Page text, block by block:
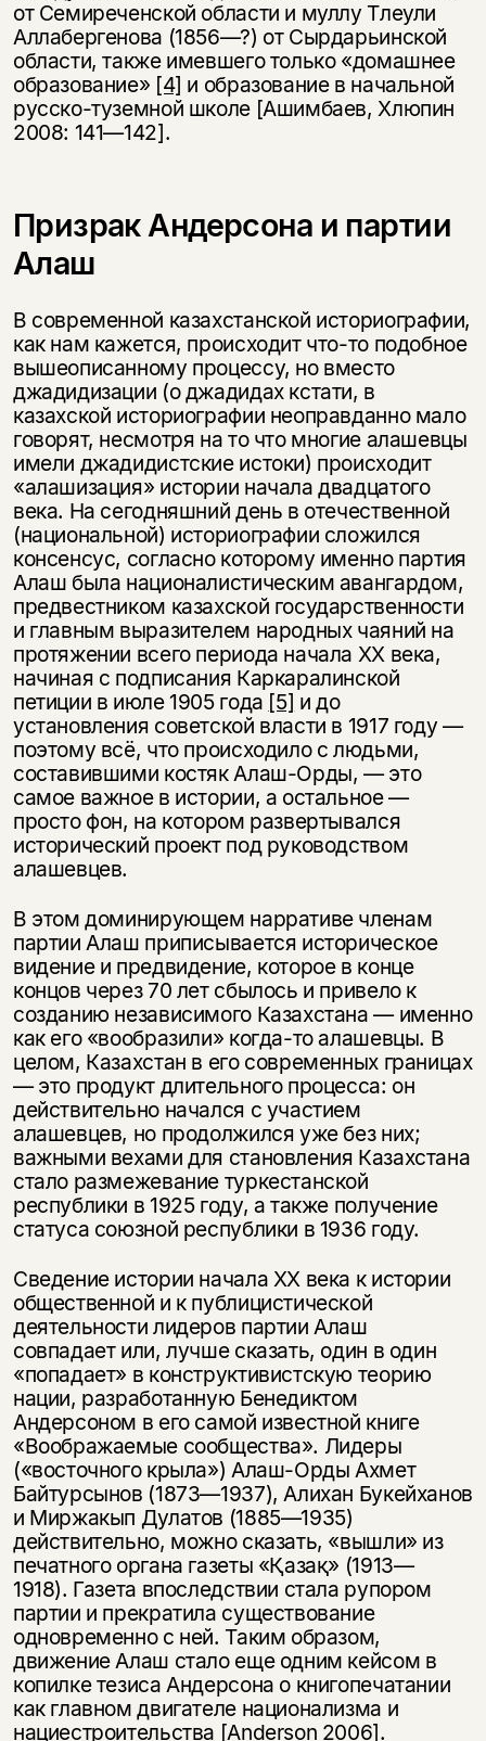
от Семиреченской области и муллу Тлеули
Аллабергенова (1856—?) от Сырдарьинской
области, также имевшего только «домашнее
образование» [4] и образование в начальной
русско-туземной школе [Ашимбаев, Хлюпин
2008: 141—142].
Призрак Андерсона и партии
Алаш
В современной казахстанской историографии,
как нам кажется, происходит что-то подобное
вышеописанному процессу, но вместо
джадидизации (о джадидах кстати, в
казахской историографии неоправданно мало
говорят, несмотря на то что многие алашевцы
имели джадидистские истоки) происходит
«алашизация» истории начала двадцатого
века. На сегодняшний день в отечественной
(национальной) историографии сложился
консенсус, согласно которому именно партия
Алаш была националистическим авангардом,
предвестником казахской государственности
и главным выразителем народных чаяний на
протяжении всего периода начала ХХ века,
начиная с подписания Каркаралинской
петиции в июле 1905 года [5] и до
установления советской власти в 1917 году —
поэтому всё, что происходило с людьми,
составившими костяк Алаш-Орды, — это
самое важное в истории, а остальное —
просто фон, на котором развертывался
исторический проект под руководством
алашевцев.
В этом доминирующем нарративе членам
партии Алаш приписывается историческое
видение и предвидение, которое в конце
концов через 70 лет сбылось и привело к
созданию независимого Казахстана — именно
как его «вообразили» когда-то алашевцы. В
целом, Казахстан в его современных границах
— это продукт длительного процесса: он
действительно начался с участием
алашевцев, но продолжился уже без них;
важными вехами для становления Казахстана
стало размежевание туркестанской
республики в 1925 году, а также получение
статуса союзной республики в 1936 году.
Сведение истории начала ХХ века к истории
общественной и к публицистической
деятельности лидеров партии Алаш
совпадает или, лучше сказать, один в один
«попадает» в конструктивистскую теорию
нации, разработанную Бенедиктом
Андерсоном в его самой известной книге
«Воображаемые сообщества». Лидеры
(«восточного крыла») Алаш-Орды Ахмет
Байтурсынов (1873—1937), Алихан Букейханов
и Миржакып Дулатов (1885—1935)
действительно, можно сказать, «вышли» из
печатного органа газеты «Қазақ» (1913—
1918). Газета впоследствии стала рупором
партии и прекратила существование
одновременно с ней. Таким образом,
движение Алаш стало еще одним кейсом в
копилке тезиса Андерсона о книгопечатании
как главном двигателе национализма и
нациестроительства [Anderson 2006].